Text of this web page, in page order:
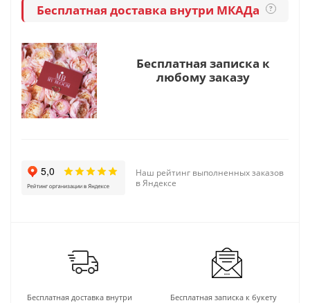
Бесплатная доставка внутри МКАДа ?
Бесплатная записка к
любому заказу
Наш рейтинг выполненных заказов
в Яндексе
Бесплатная доставка внутри
Бесплатная записка к букету